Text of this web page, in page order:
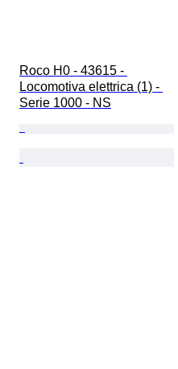
Roco H0 - 43615 -
Locomotiva elettrica (1) -
Serie 1000 - NS